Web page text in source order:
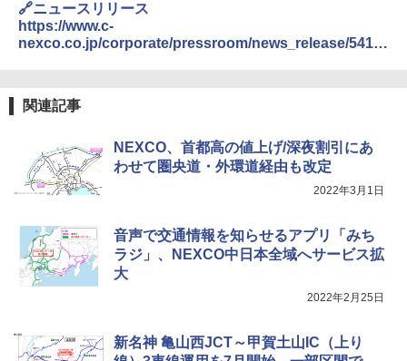
🔗ニュースリリース
https://www.c-
nexco.co.jp/corporate/pressroom/news_release/5414.
関連記事
NEXCO、首都高の値上げ/深夜割引にあ
わせて圏央道・外環道経由も改定
2022年3月1日
音声で交通情報を知らせるアプリ「みち
ラジ」、NEXCO中日本全域へサービス拡
大
2022年2月25日
新名神 亀山西JCT～甲賀土山IC（上り